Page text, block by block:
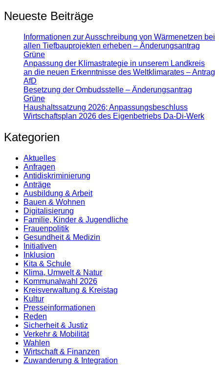
Neueste Beiträge
Informationen zur Ausschreibung von Wärmenetzen bei
allen Tiefbauprojekten erheben – Änderungsantrag
Grüne
Anpassung der Klimastrategie in unserem Landkreis
an die neuen Erkenntnisse des Weltklimarates – Antrag
AfD
Besetzung der Ombudsstelle – Änderungsantrag
Grüne
Haushaltssatzung 2026; Anpassungsbeschluss
Wirtschaftsplan 2026 des Eigenbetriebs Da-Di-Werk
Kategorien
Aktuelles
Anfragen
Antidiskrimi­nierung
Anträge
Ausbildung & Arbeit
Bauen & Wohnen
Digitalisierung
Familie, Kinder & Jugendliche
Frauenpolitik
Gesundheit & Medizin
Initiativen
Inklusion
Kita & Schule
Klima, Umwelt & Natur
Kommunalwahl 2026
Kreisverwaltung & Kreistag
Kultur
Presse­informationen
Reden
Sicherheit & Justiz
Verkehr & Mobilität
Wahlen
Wirtschaft & Finanzen
Zuwanderung & Integration